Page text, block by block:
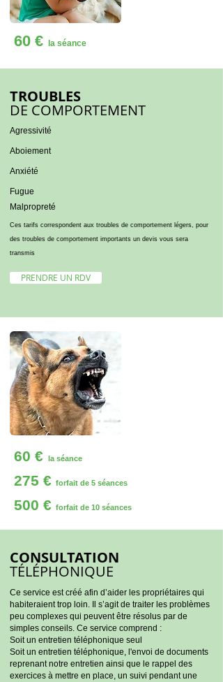
60 € la séance
TROUBLES
DE COMPORTEMENT
Agressivité
Aboiement
Anxiété
Fugue
Malpropreté
Ces tarifs correspondent aux troubles de comportement légers, pour
des troubles de comportement importants un devis vous sera
transmis
PRENDRE UN RDV
60 € la séance
275 € forfait de 5 séances
500 € forfait de 10 séances
CONSULTATION
TÉLÉPHONIQUE
Ce service est créé afin d’aider les propriétaires qui
habiteraient trop loin. Il s’agit de traiter les problèmes
peu complexes qui peuvent être résolus par de
simples conseils. Ce service comprend :
Soit un entretien téléphonique seul
Soit un entretien téléphonique, l'envoi de documents
reprenant notre entretien ainsi que le rappel des
exercices à mettre en place, un suivi pendant une